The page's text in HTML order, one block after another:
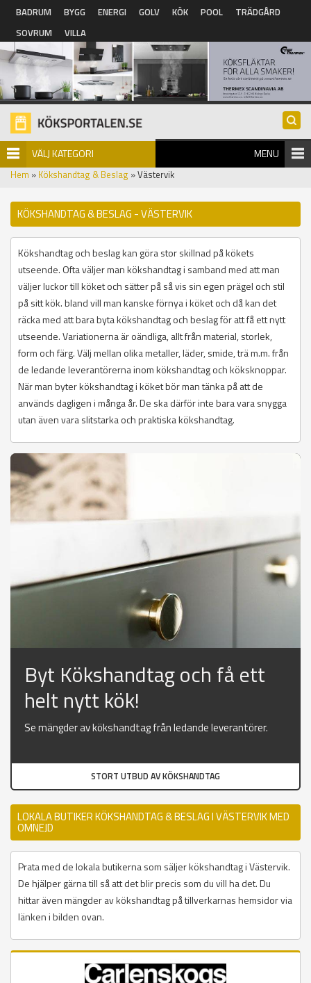
Hoppa till huvudinnehåll
BADRUM BYGG ENERGI GOLV KÖK POOL
TRÄDGÅRD
SOVRUM
VILLA
VÄLJ KATEGORI MENU
Hem » Kökshandtag & Beslag » Västervik
KÖKSHANDTAG & BESLAG - VÄSTERVIK
Kökshandtag och beslag kan göra stor skillnad på kökets
utseende. Ofta väljer man kökshandtag i samband med att man
väljer luckor till köket och sätter på så vis sin egen prägel och stil
på sitt kök. bland vill man kanske förnya i köket och då kan det
räcka med att bara byta kökshandtag och beslag för att få ett nytt
utseende. Variationerna är oändliga, allt från material, storlek,
form och färg. Välj mellan olika metaller, läder, smide, trä m.m. från
de ledande leverantörerna inom kökshandtag och köksknoppar.
När man byter kökshandtag i köket bör man tänka på att de
används dagligen i många år. De ska därför inte bara vara snygga
utan även vara slitstarka och praktiska kökshandtag.
Byt Kökshandtag och få ett
helt nytt kök!
Se mängder av kökshandtag från ledande leverantörer.
STORT UTBUD AV KÖKSHANDTAG
LOKALA BUTIKER KÖKSHANDTAG & BESLAG I VÄSTERVIK MED
OMNEJD
Prata med de lokala butikerna som säljer kökshandtag i Västervik.
De hjälper gärna till så att det blir precis som du vill ha det. Du
hittar även mängder av kökshandtag på tillverkarnas hemsidor via
länken i bilden ovan.